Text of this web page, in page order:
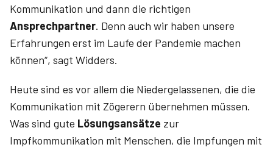
Kommunikation und dann die richtigen
Ansprechpartner. Denn auch wir haben unsere
Erfahrungen erst im Laufe der Pandemie machen
können“, sagt Widders.
Heute sind es vor allem die Niedergelassenen, die die
Kommunikation mit Zögerern übernehmen müssen.
Was sind gute Lösungsansätze zur
Impfkommunikation mit Menschen, die Impfungen mit